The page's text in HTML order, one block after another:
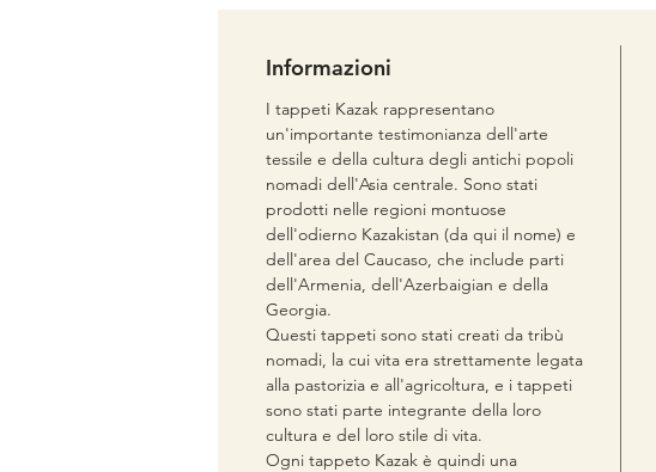
Informazioni
I tappeti Kazak rappresentano
un'importante testimonianza dell'arte
tessile e della cultura degli antichi popoli
nomadi dell'Asia centrale. Sono stati
prodotti nelle regioni montuose
dell'odierno Kazakistan (da qui il nome) e
dell'area del Caucaso, che include parti
dell'Armenia, dell'Azerbaigian e della
Georgia.
Questi tappeti sono stati creati da tribù
nomadi, la cui vita era strettamente legata
alla pastorizia e all'agricoltura, e i tappeti
sono stati parte integrante della loro
cultura e del loro stile di vita.
Ogni tappeto Kazak è quindi una